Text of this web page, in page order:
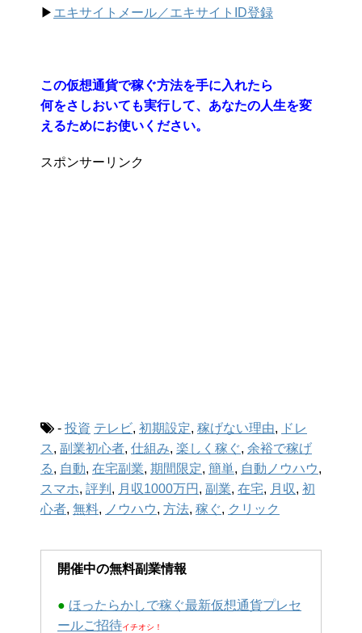
▶︎ エキサイトメール／エキサイトID登録
この仮想通貨で稼ぐ方法を手に入れたら
何をさしおいても実行して、あなたの人生を変
えるためにお使いください。
スポンサーリンク
- 投資 テレビ, 初期設定, 稼げない理由, ドレ
ス , 副業初心者, 仕組み, 楽しく稼ぐ, 余裕で稼げ
る, 自動, 在宅副業, 期間限定, 簡単, 自動ノウハウ,
スマホ, 評判 , 月収1000万円 , 副業, 在宅, 月収, 初
心者, 無料, ノウハウ, 方法, 稼ぐ, クリック
開催中の無料副業情報
● ほったらかしで稼ぐ最新仮想通貨プレセ
ールご招待イチオシ！